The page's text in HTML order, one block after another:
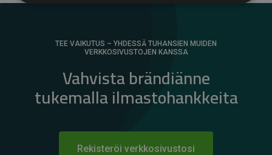
TEE VAIKUTUS – YHDESSÄ TUHANSIEN MUIDEN
VERKKOSIVUSTOJEN KANSSA
Vahvista brändiänne
tukemalla ilmastohankkeita
Rekisteröi verkkosivustosi